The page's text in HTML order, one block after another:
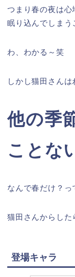
つまり春の夜は心
眠り込んでしまう
わ、わかる～笑
しかし猫田さんは
他の季
ことな
なんで春だけ？
猫田さんからし
登場キャラ